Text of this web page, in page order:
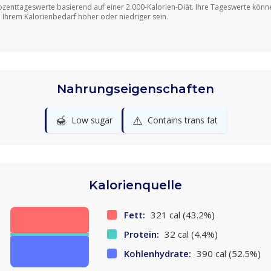
basierend auf einer 2.000-Kalorien-Diät. Ihre Tageswerte
Ihrem Kalorienbedarf höher oder niedriger sein.
Nahrungseigenschaften
🍯 Low sugar ⚠️ Contains trans fat
Kalorienquelle
Fett: 321 cal (43.2%)
Protein: 32 cal (4.4%)
Kohlenhydrate: 390 cal (52.5%)